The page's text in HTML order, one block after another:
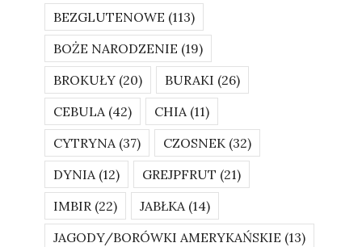
BEZGLUTENOWE (113)
BOŻE NARODZENIE (19)
BROKUŁY (20) BURAKI (26)
CEBULA(42) CHIA(11)
CYTRYNA(37) CZOSNEK (32)
DYNIA(12) GREJPFRUT (21)
IMBIR (22) JABŁKA(14)
JAGODY/BORÓWKI AMERYKAŃSKIE (13)